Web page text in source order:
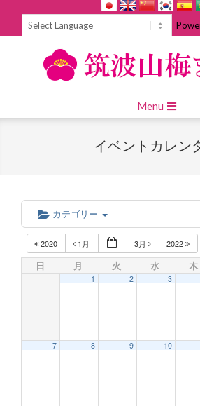
Navigation
Menu
イベントカレン
カテゴリー
2020 1月 3月 2022
日 月 火 水 木
1 2 3
7 8 9 10